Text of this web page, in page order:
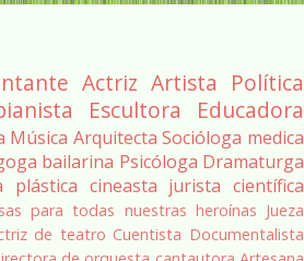
Actriz Artista Política
Escultora
Educadora
Música Arquitecta Socióloga medica
bailarina Psicóloga Dramaturga
plástica cineasta jurista científica
para todas nuestras heroínas Jueza
de teatro Cuentista Documentalista